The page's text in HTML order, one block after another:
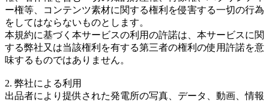
ー権等、コンテンツ素材に関する権利を侵害する一切の行為
をしてはならないものとします。
本規約に基づく本サービスの利用の許諾は、本サービスに関
する弊社又は当該権利を有する第三者の権利の使用許諾を意
味するものではありません。
2. 弊社による利用
出品者により提供された発電所の写真、データ、動画、情報